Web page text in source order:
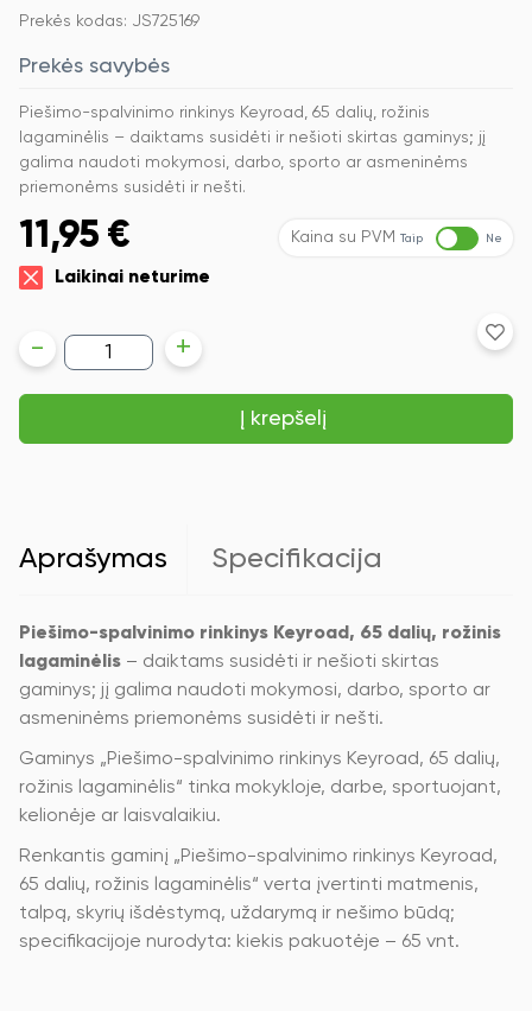
Prekės kodas: JS725169
Prekės savybės
Piešimo-spalvinimo rinkinys Keyroad, 65 dalių, rožinis
lagaminėlis – daiktams susidėti ir nešioti skirtas gaminys; jį
galima naudoti mokymosi, darbo, sporto ar asmeninėms
priemonėms susidėti ir nešti.
11,95 € Kaina su PVM Taip Ne
Laikinai neturime
produkto
kiekis:
Piešimo-
spalvinimo
Keyroad,
- +
Į krepšelį
Aprašymas Specifikacija
Piešimo-spalvinimo rinkinys Keyroad, 65 dalių, rožinis
lagaminėlis – daiktams susidėti ir nešioti skirtas
gaminys; jį galima naudoti mokymosi, darbo, sporto ar
asmeninėms priemonėms susidėti ir nešti.
Gaminys „Piešimo-spalvinimo rinkinys Keyroad, 65 dalių,
rožinis lagaminėlis“ tinka mokykloje, darbe, sportuojant,
kelionėje ar laisvalaikiu.
Renkantis gaminį „Piešimo-spalvinimo rinkinys Keyroad,
65 dalių, rožinis lagaminėlis“ verta įvertinti matmenis,
talpą, skyrių išdėstymą, uždarymą ir nešimo būdą;
specifikacijoje nurodyta: kiekis pakuotėje – 65 vnt.